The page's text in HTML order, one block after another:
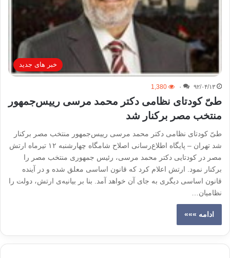
خبر های جدید
۹۲/۰۴/۱۳ ۰ 1,380
طیّ کودتای نظامی دکتر محمد مرسی رییس‌جمهور
منتخب مصر برکنار شد
طیّ کودتای نظامی دکتر محمد مرسی رییس‌جمهور منتخب مصر برکنار
شد تهران – پایگاه اطلاع‌رسانی اصلاح شامگاه چهارشنبه ۱۲ تیرماه‌ ارتش
مصر در کودتایی دکتر محمد مرسی، رئیس جمهوری منتخب مصر را
برکنار نمود. ارتش اعلام کرد که قانون اساسی معلق شده و در آینده
قانون اساسی دیگری به جای آن خواهد آمد. بنا بر بیانیه‌ی ارتش، دولت را
نظامیان…
ادامه »»»